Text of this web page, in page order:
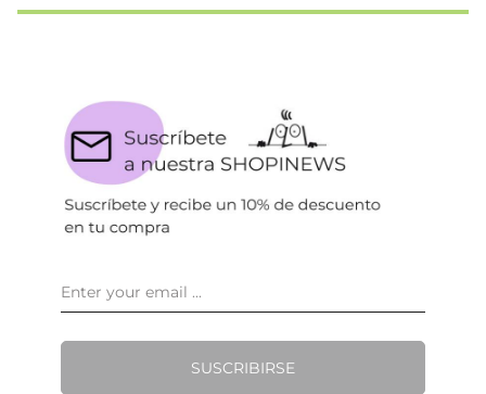
SUSCRIBIRSE